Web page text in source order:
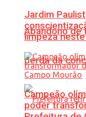
Abandono de
perda da
Jardim
limpeza
Campeão
poder